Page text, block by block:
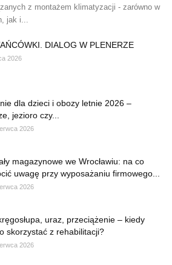
z montażem klimatyzacji - zarówno w
jak i...
DIALOG W PLENERZE
2026
dla dzieci i obozy letnie 2026 –
jezioro czy...
2026
magazynowe we Wrocławiu: na co
uwagę przy wyposażaniu firmowego...
2026
uraz, przeciążenie – kiedy
skorzystać z rehabilitacji?
2026